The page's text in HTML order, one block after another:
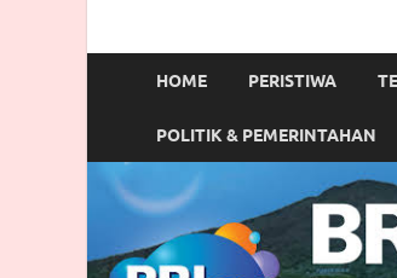
HOME PERISTIWA
POLITIK & PEMERINTAHAN